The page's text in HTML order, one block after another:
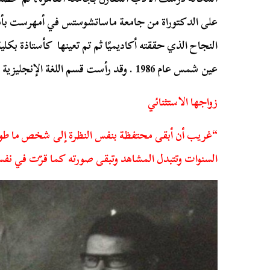
على الدكتوراة من جامعة ماساتشوستس في أمهرست
النجاح الذي حققته أكاديميًا ثم تم تعينها كأستاذة
عين شمس عام 1986 . وقد رأست قسم اللغة الإنجليزية منذ عام 1990 حتى عام 1993.
زواجها الاستثنائي
“غريب أن أبقى محتفظة بنفس النظرة إلى شخص ما
السنوات وتتبدل المشاهد وتبقى صورته كما قرّت في